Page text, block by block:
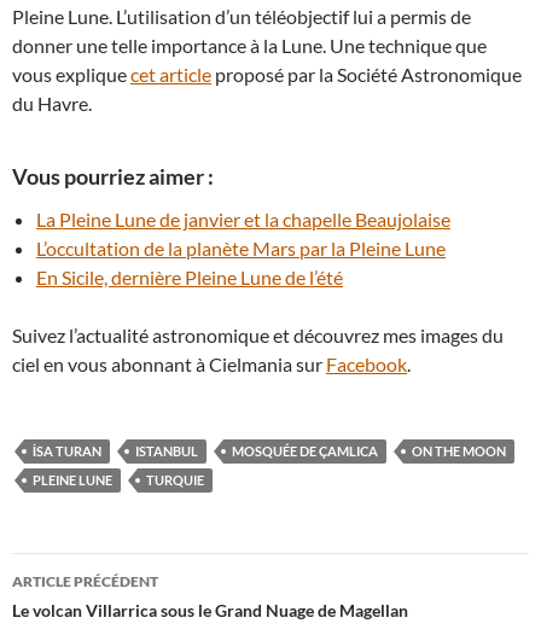
Pleine Lune. L’utilisation d’un téléobjectif lui a permis de
donner une telle importance à la Lune. Une technique que
vous expliquecet article proposé par la Société Astronomique
du Havre.
Vous pourriez aimer :
La Pleine Lune de janvier et la chapelle Beaujolaise
L’occultation de la planète Mars par la Pleine Lune
En Sicile, dernière Pleine Lune de l’été
Suivez l’actualité astronomique et découvrez mes images du
ciel en vous abonnant à Cielmania sur Facebook
İSA TURAN ISTANBUL MOSQUÉE DE ÇAMLICA
ON THE MOON
PLEINE LUNE
TURQUIE
Navigation
des
ARTICLE PRÉCÉDENT
Le volcan Villarrica sous le Grand Nuage de Magellan